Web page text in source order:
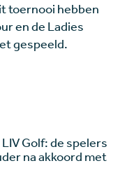
toernooi hebben
en de Ladies
gespeeld.
Golf: de spelers
na akkoord met